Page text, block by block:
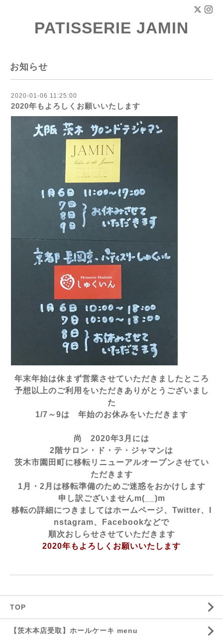
PATISSERIE JAMIN
お知らせ
2020-01-06 11:25:00
2020年もよろしくお願いいたします
年末年始は休まず営業させていただきましたところ
予想以上のご利用をいただきありがとうございまし
た
1/7～9は 年始のお休みをいただきます
尚 2020年3月には
2階サロン・ド・テ・ジャマンは
茨木市園田町に移転リニューアルオープンさせてい
ただきます
1月・2月は移転準備のためご迷惑をおかけします
申し訳ございませんm(__)m
移転の詳細につきましてはホームページ、Twitter、I
nstagram、Facebookなどで
順次おしらせさせていただきます
2020年もよろしくお願いいたします
TOP
【茨木本店受取】ホールケーキ menu